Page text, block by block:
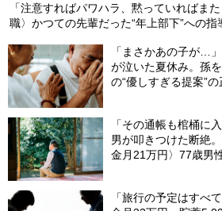
「注意すればパワハラ、黙っていればま
職〉かつての先輩だった“年上部下”への
「まさかあの子が…
が泣いた夏休み。孫
の“優しすぎる提案”の
「その通帳も棺桶に
男が叩きつけた断絶
金月21万円〉77歳男
「旅行の予定はすべ